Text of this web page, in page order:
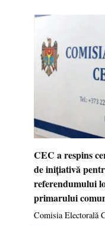
CEC a respins
de inițiativă
referendumului
primarului
Comisia Electorală